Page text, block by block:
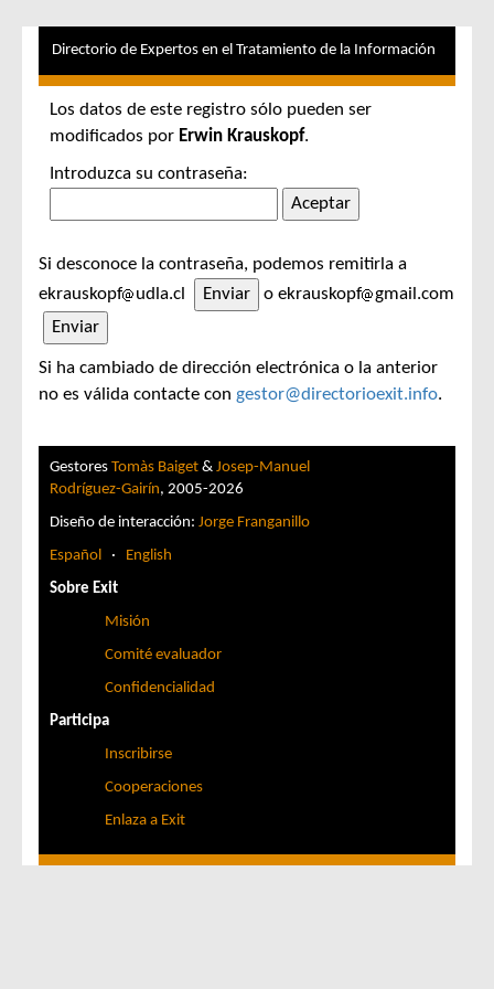
Directorio de Expertos en el Tratamiento de la Información
Los datos de este registro sólo pueden ser
modificados por Erwin Krauskopf.
Introduzca su contraseña:
Si desconoce la contraseña, podemos remitirla a
ekrauskopf
udla.cl o ekrauskopf gmail.com
Si ha cambiado de dirección electrónica o la anterior
no es válida contacte con gestor@directorioexit.info.
Gestores Tomàs Baiget & Josep-Manuel
Rodríguez-Gairín, 2005-2026
Diseño de interacción: Jorge Franganillo
Español · English
Sobre Exit
Misión
Comité evaluador
Confidencialidad
Participa
Inscribirse
Cooperaciones
Enlaza a Exit